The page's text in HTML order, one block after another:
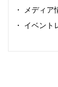
・
メディア
・ イベント